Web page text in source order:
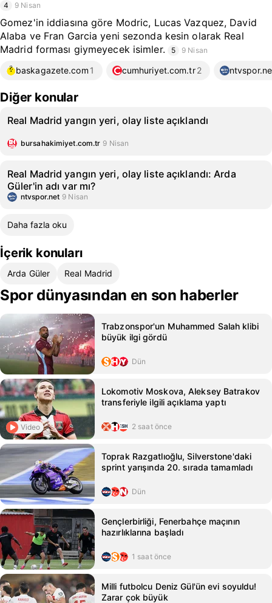
4 9 Nisan
Gomez'in iddiasına göre Modric, Lucas Vazquez, David
Alaba ve Fran Garcia yeni sezonda kesin olarak Real
Madrid forması giymeyecek isimler.
5 9 Nisan
baskagazete.com 1 cumhuriyet.com.tr2
Diğer konular
Real Madrid yangın yeri, olay liste açıklandı
bursahakimiyet.com.tr 9 Nisan
Real Madrid yangın yeri, olay liste açıklandı: Arda
Güler'in adı var mı?
ntvspor.net 9 Nisan
Daha fazla oku
İçerik konuları
Arda Güler Real Madrid
Spor dünyasından en son haberler
Trabzonspor'un Muhammed Salah klibi
büyük ilgi gördü
Dün
Video
Lokomotiv Moskova, Aleksey Batrakov
transferiyle ilgili açıklama yaptı
2 saat önce
Toprak Razgatlıoğlu, Silverstone'daki
sprint yarışında 20. sırada tamamladı
Dün
Gençlerbirliği, Fenerbahçe maçının
hazırlıklarına başladı
1 saat önce
Milli futbolcu Deniz Gül'ün evi soyuldu!
Zarar çok büyük